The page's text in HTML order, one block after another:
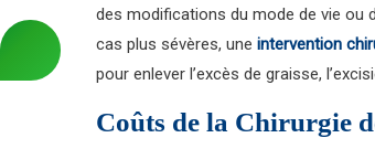
des modifications du mode de vie ou
cas plus sévères, une intervention
pour enlever l’excès de graisse,
Coûts de la Chirurgie